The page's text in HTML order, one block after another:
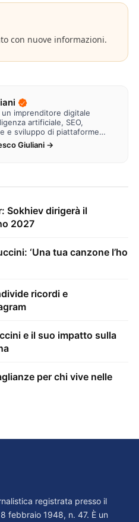
con nuove informazioni.
un imprenditore digitale
artificiale, SEO,
e sviluppo di piattaforme
di…
Giuliani →
Sokhiev dirigerà il
2027
‘Una tua canzone l’ho
ricordi e
e il suo impatto sulla
per chi vive nelle
registrata presso il
febbraio 1948, n. 47. È un